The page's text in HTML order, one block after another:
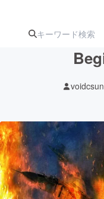
アート・写
テクノロジ